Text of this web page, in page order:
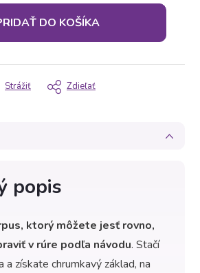
DO KOŠÍKA
Strážiť Zdieľať
popis
ktorý môžete jesť rovno,
v rúre podľa návodu. Stačí
a získate chrumkavý základ, na